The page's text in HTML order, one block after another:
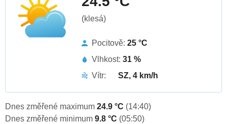
(klesá)
Pocitově: 25 °C
Vlhkost: 31 %
Vítr:
SZ, 4 km/h
Dnes změřené maximum 24.9 °C (14:40)
Dnes změřené minimum 9.8 °C (05:50)